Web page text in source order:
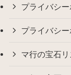
プライバシ
プライバシ
マ行の宝石リ